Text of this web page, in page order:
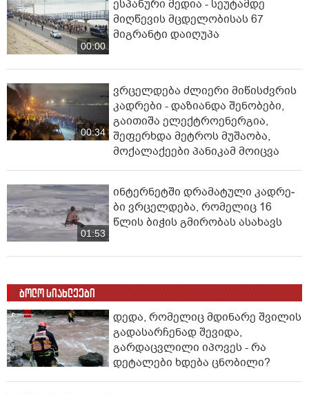
00:00
ესპანური მედია - სეუტამდე
მიღწევის მცდელობისას 67
მიგრანტი დაიღუპა
00:34
ვრცელდება ძლიერი მიწისძვრის
კადრები - დაზიანდა შენობები,
გაითიშა ელექტროენერგია,
შეფერხდა მეტროს მუშაობა,
მოქალაქეები პანიკამ მოიცვა
01:53
ინ­ტერ­ნეტ­ში დრა­მა­ტუ­ლი კად­რე­
ბი ვრცელდება, რომელიც 16
წლის ბიჭის გმირობას ასახავს
ბოლო სიახლეები
დედა, რომელიც მდინარე შვილის
გადასარჩენად შევიდა,
გარდაცვლილი იპოვეს - რა
დეტალები ხდება ცნობილი?